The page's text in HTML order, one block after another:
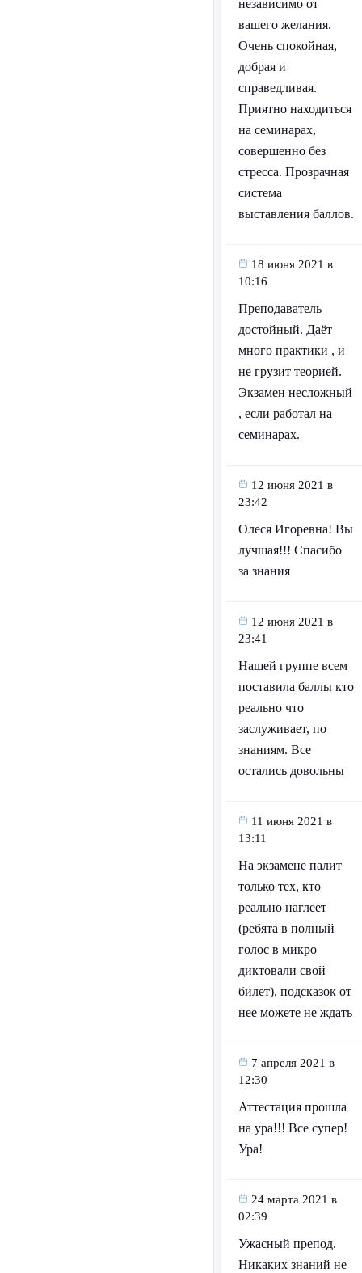
независимо от
вашего желания.
Очень спокойная,
добрая и
справедливая.
Приятно находиться
на семинарах,
совершенно без
стресса. Прозрачная
система
выставления баллов.
18 июня 2021 в
10:16
Преподаватель
достойный. Даёт
много практики , и
не грузит теорией.
Экзамен несложный
, если работал на
семинарах.
12 июня 2021 в
23:42
Олеся Игоревна! Вы
лучшая!!! Спасибо
за знания
12 июня 2021 в
23:41
Нашей группе всем
поставила баллы кто
реально что
заслуживает, по
знаниям. Все
остались довольны
11 июня 2021 в
13:11
На экзамене палит
только тех, кто
реально наглеет
(ребята в полный
голос в микро
диктовали свой
билет), подсказок от
нее можете не ждать
7 апреля 2021 в
12:30
Аттестация прошла
на ура!!! Все супер!
Ура!
24 марта 2021 в
02:39
Ужасный препод.
Никаких знаний не